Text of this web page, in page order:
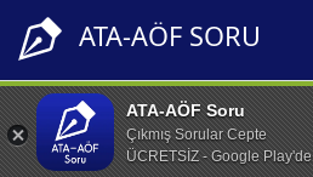
ATA-AÖF SORU
ATA-AÖF Soru
Çıkmış Sorular Cepte
ÜCRETSİZ - Google Play'de